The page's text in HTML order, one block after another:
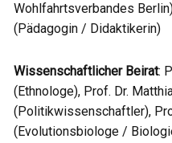
Wohlfahrtsverbandes
(Pädagogin / Didaktikerin)
Wissenschaftlicher Beirat:
(Ethnologe), Prof. Dr.
(Politikwissenschaftler),
(Evolutionsbiologe /